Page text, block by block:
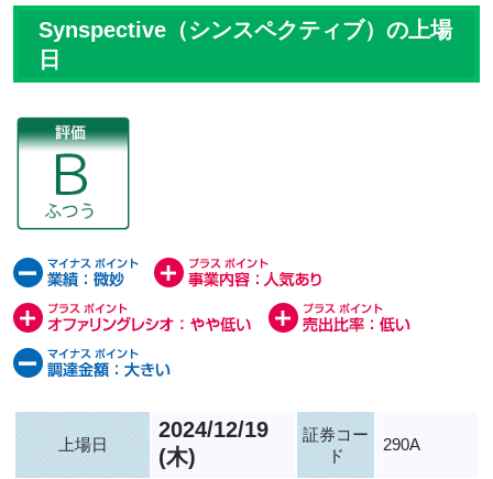
Synspective（シンスペクティブ）の上場
日
上場日
2024/12/19
(木)
証券コー
ド
290A